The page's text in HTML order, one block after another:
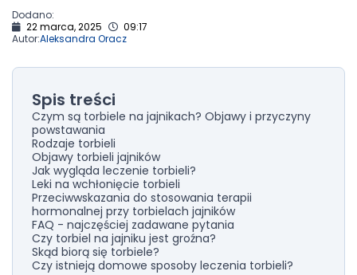
Dodano:
22 marca, 2025
09:17
Autor:Aleksandra Oracz
Spis treści
Czym są torbiele na jajnikach? Objawy i przyczyny
powstawania
Rodzaje torbieli
Objawy torbieli jajników
Jak wygląda leczenie torbieli?
Leki na wchłonięcie torbieli
Przeciwwskazania do stosowania terapii
hormonalnej przy torbielach jajników
FAQ - najczęściej zadawane pytania
Czy torbiel na jajniku jest groźna?
Skąd biorą się torbiele?
Czy istnieją domowe sposoby leczenia torbieli?